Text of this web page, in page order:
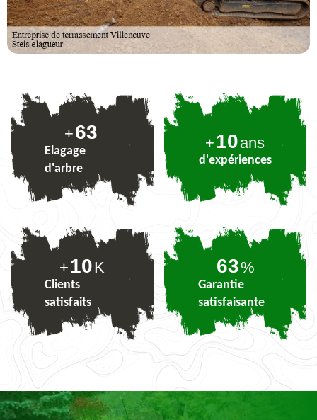
+78
Elagage
d'arbre
+10ans
d'expériences
+10K
Clients
satisfaits
78%
Garantie
satisfaisante